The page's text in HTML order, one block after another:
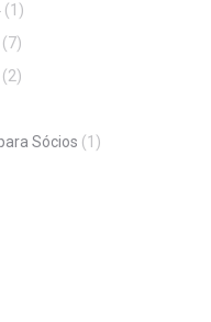
(1)
(7)
(2)
Sócios (1)